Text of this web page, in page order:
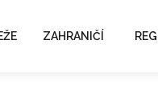
ZAHRANIČÍ